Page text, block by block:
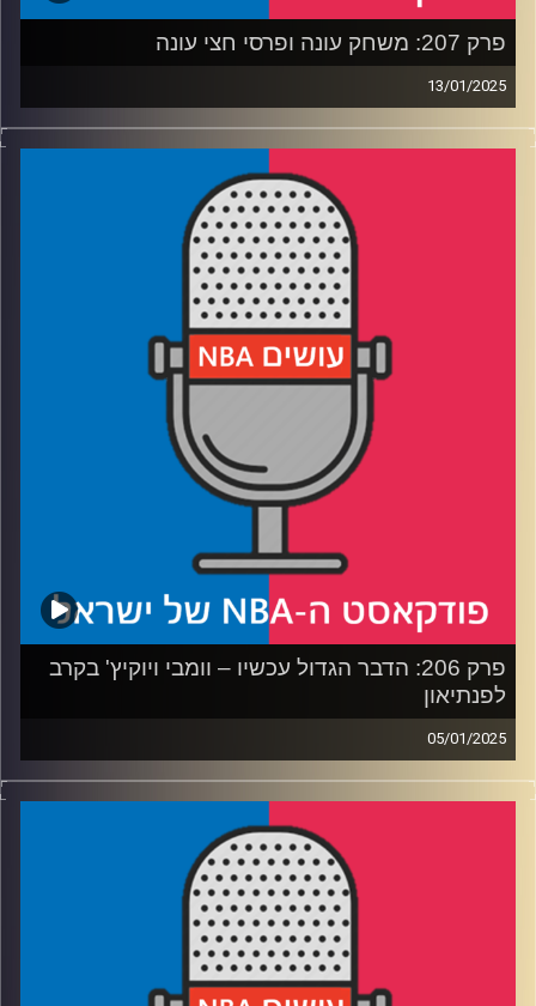
פרק 207: משחק עונה ופרסי חצי עונה
13/01/2025
פודקאסט האן.בי.איי עם ערן סורוקה, שרון דוידוביץ', משה
דוידוביץ' ועידן לוצקי, בשיתוף קול האוניברסיטה.
רבע 1: הקאבס והת'נדר משחקים בפריים טיים, ואנשים אפילו
רבע 3: צפוף במירוץ למאמן העונה, יתרון לא הוגן לשחקן
רבע 4: הדיון הולך ומשתפר, רואים שש/שש ומנשנשים
עידן לוצקי
פרק 206: הדבר הגדול עכשיו – וומבי ויוקיץ' בקרב
לפנתיאון
05/01/2025
פודקאסט האן.בי.איי עם ערן סורוקה, שרון דוידוביץ', משה
דוידוביץ' ועידן לוצקי, בשיתוף קול האוניברסיטה.
רבע 1: ‏דני אבדיה מטביע חותם, הדור הבא של הישראלים